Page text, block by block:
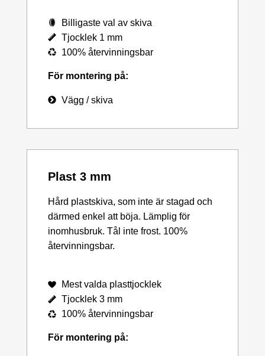
Billigaste val av skiva
Tjocklek 1 mm
100% återvinningsbar
För montering på:
Vägg / skiva
Plast 3 mm
Hård plastskiva, som inte är stagad och
därmed enkel att böja. Lämplig för
inomhusbruk. Tål inte frost. 100%
återvinningsbar.
Mest valda plasttjocklek
Tjocklek 3 mm
100% återvinningsbar
För montering på: